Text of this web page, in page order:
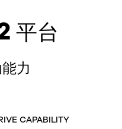
平台
力
CAPABILITY